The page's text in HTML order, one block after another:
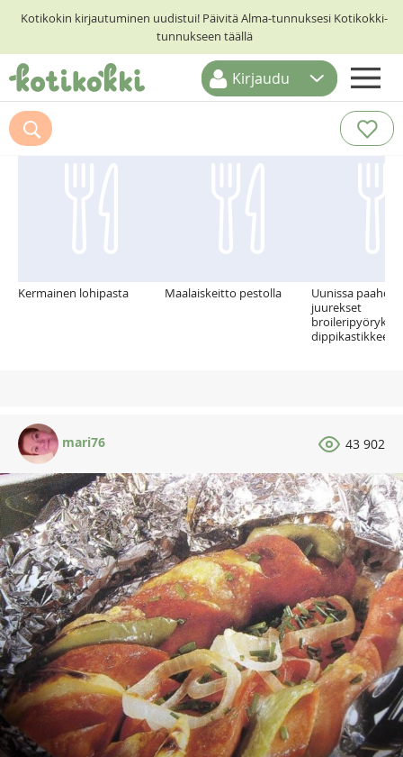
Kotikokin kirjautuminen uudistui! Päivitä Alma-tunnuksesi Kotikokki-
tunnukseen täällä
ETUSIVU
RESEPTIHAKU
Kirjaudu
Suosittelemme myös
Kermainen lohipasta Maalaiskeitto pestolla
Uunissa
juurekset
dippikastikkeen
mari76 43 902